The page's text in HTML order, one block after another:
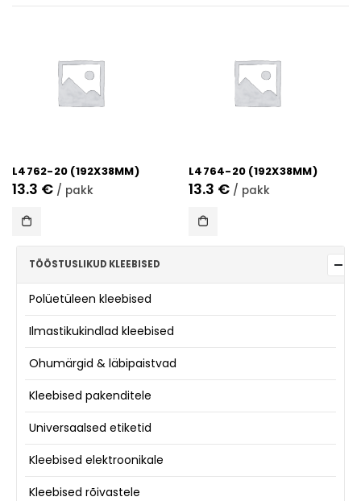
L4762-20 (192X38MM)
13.3 € / pakk
L4764-20 (192X38MM)
13.3 € / pakk
TÖÖSTUSLIKUD KLEEBISED
Polüetüleen kleebised
Ilmastikukindlad kleebised
Ohumärgid & läbipaistvad
Kleebised pakenditele
Universaalsed etiketid
Kleebised elektroonikale
Kleebised rõivastele